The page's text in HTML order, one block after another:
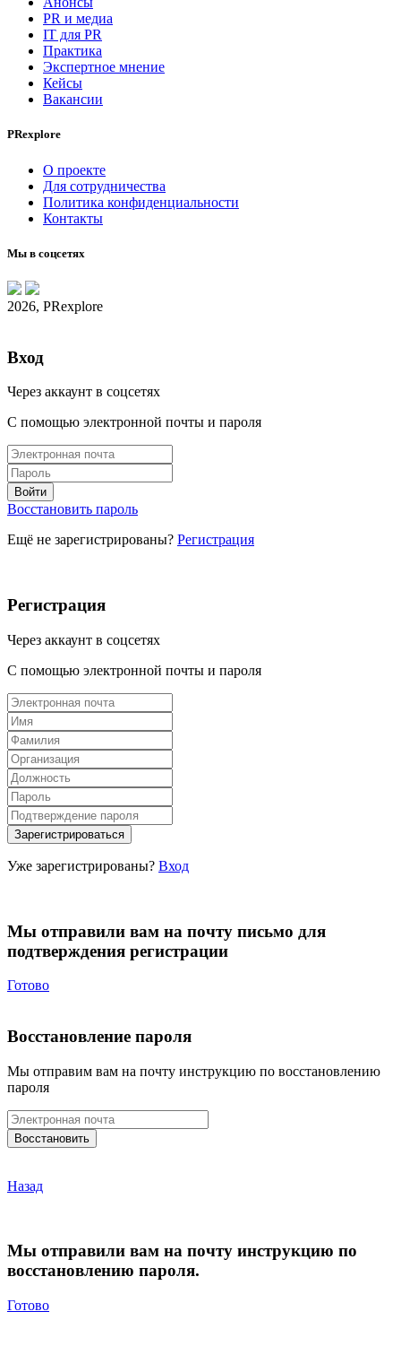
PR и медиа
IT для PR
Практика
Экспертное мнение
Кейсы
Вакансии
PRexplore
О проекте
Для сотрудничества
Политика конфиденциальности
Контакты
Мы в соцсетях
2026, PRexplore
Вход
Через аккаунт в соцсетях
С помощью электронной почты и пароля
Восстановить пароль
Ещё не зарегистрированы? Регистрация
Регистрация
Через аккаунт в соцсетях
С помощью электронной почты и пароля
Уже зарегистрированы? Вход
Мы отправили вам на почту письмо для
подтверждения регистрации
Готово
Восстановление пароля
Мы отправим вам на почту инструкцию по восстановлению
пароля
Назад
Мы отправили вам на почту инструкцию по
восстановлению пароля.
Готово